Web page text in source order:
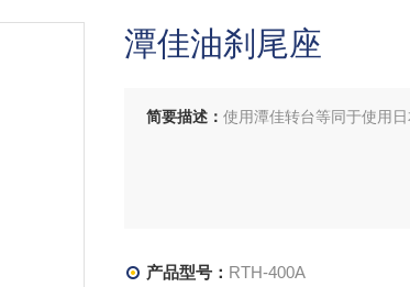
潭佳油刹尾座
简要描述： 使用潭佳转台等同于使用
产品型号： RTH-400A